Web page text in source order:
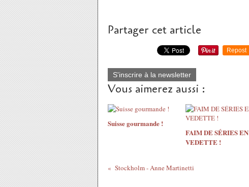
Partager cet article
Repost
S'inscrire à la newsletter
Vous aimerez aussi :
Suisse gourmande !
FAIM DE SÉRIES EN
VEDETTE !
Stockholm - Anne Martinetti